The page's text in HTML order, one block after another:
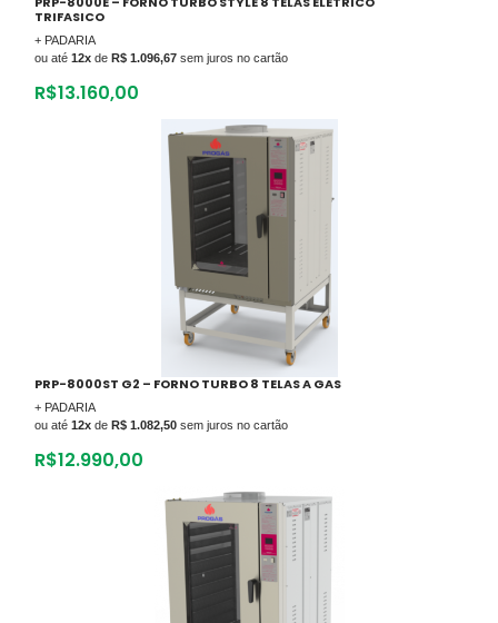
TRIFASICO
+ PADARIA
ou até 12x de R$ 1.096,67 sem juros no cartão
R$13.160,00
PRP-8000ST G2 – FORNO TURBO 8 TELAS A GAS
+ PADARIA
ou até 12x de R$ 1.082,50 sem juros no cartão
R$12.990,00